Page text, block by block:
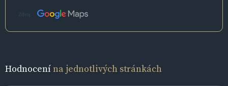
Zdroj:
Hodnocenína jednotlivých stránkách